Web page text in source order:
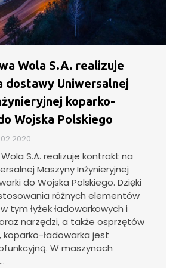
Wola S.A. realizuje
dostawy Uniwersalnej
koparko-
Wojska Polskiego
S.A. realizuje kontrakt na
Maszyny Inżynieryjnej
do Wojska Polskiego. Dzięki
różnych elementów
tym łyżek ładowarkowych i
narzędzi, a także osprzętów
ładowarka jest
W maszynach